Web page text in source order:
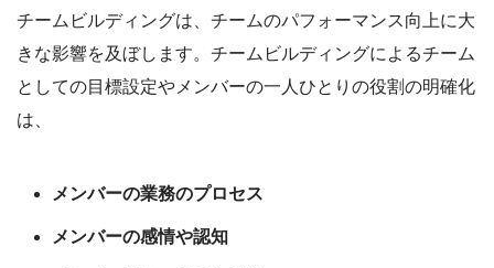
チームビルディングは、チームのパフォーマンス向上に大
きな影響を及ぼします。チームビルディングによるチーム
としての目標設定やメンバーの一人ひとりの役割の明確化
は、
メンバーの業務のプロセス
メンバーの感情や認知